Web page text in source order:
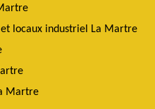
locaux industriel La Martre
Martre